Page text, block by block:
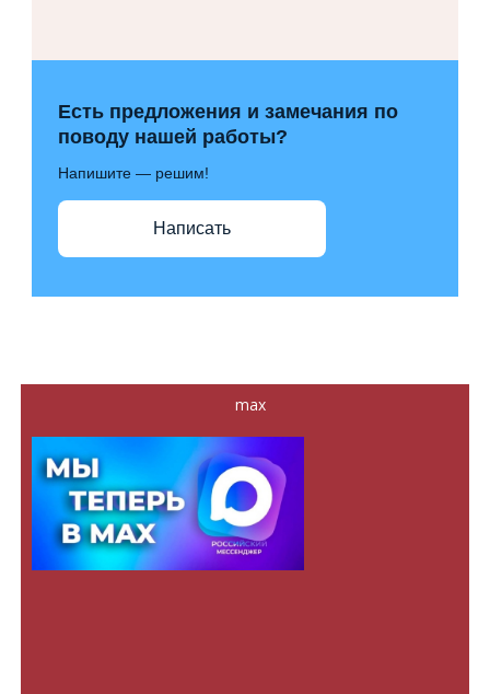
Есть предложения и замечания по
поводу нашей работы?
Напишите — решим!
Написать
max